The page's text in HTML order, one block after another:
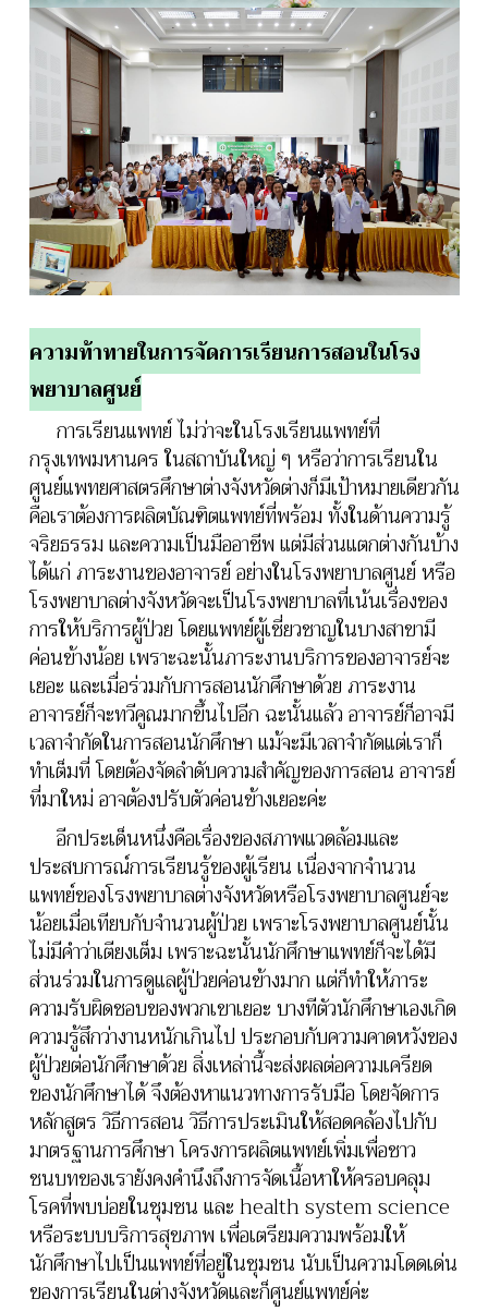
ความท้าทายในการจัดการเรียนการสอนในโรง
พยาบาลศูนย์
การเรียนแพทย์ ไม่ว่าจะในโรงเรียนแพทย์ที่
กรุงเทพมหานคร ในสถาบันใหญ่ ๆ หรือว่าการเรียนใน
ศูนย์แพทยศาสตรศึกษาต่างจังหวัดต่างก็มีเป้าหมายเดียวกัน
คือเราต้องการผลิตบัณฑิตแพทย์ที่พร้อม ทั้งในด้านความรู้
จริยธรรม และความเป็นมืออาชีพ แต่มีส่วนแตกต่างกันบ้าง
ได้แก่ ภาระงานของอาจารย์ อย่างในโรงพยาบาลศูนย์ หรือ
โรงพยาบาลต่างจังหวัดจะเป็นโรงพยาบาลที่เน้นเรื่องของ
การให้บริการผู้ป่วย โดยแพทย์ผู้เชี่ยวชาญในบางสาขามี
ค่อนข้างน้อย เพราะฉะนั้นภาระงานบริการของอาจารย์จะ
เยอะ และเมื่อร่วมกับการสอนนักศึกษาด้วย ภาระงาน
อาจารย์ก็จะทวีคูณมากขึ้นไปอีก ฉะนั้นแล้ว อาจารย์ก็อาจมี
เวลาจำกัดในการสอนนักศึกษา แม้จะมีเวลาจำกัดแต่เราก็
ทำเต็มที่ โดยต้องจัดลำดับความสำคัญของการสอน อาจารย์
ที่มาใหม่ อาจต้องปรับตัวค่อนข้างเยอะค่ะ
อีกประเด็นหนึ่งคือเรื่องของสภาพแวดล้อมและ
ประสบการณ์การเรียนรู้ของผู้เรียน เนื่องจากจำนวน
แพทย์ของโรงพยาบาลต่างจังหวัดหรือโรงพยาบาลศูนย์จะ
น้อยเมื่อเทียบกับจำนวนผู้ป่วย เพราะโรงพยาบาลศูนย์นั้น
ไม่มีคำว่าเตียงเต็ม เพราะฉะนั้นนักศึกษาแพทย์ก็จะได้มี
ส่วนร่วมในการดูแลผู้ป่วยค่อนข้างมาก แต่ก็ทำให้ภาระ
ความรับผิดชอบของพวกเขาเยอะ บางทีตัวนักศึกษาเองเกิด
ความรู้สึกว่างานหนักเกินไป ประกอบกับความคาดหวังของ
ผู้ป่วยต่อนักศึกษาด้วย สิ่งเหล่านี้จะส่งผลต่อความเครียด
ของนักศึกษาได้ จึงต้องหาแนวทางการรับมือ โดยจัดการ
หลักสูตร วิธีการสอน วิธีการประเมินให้สอดคล้องไปกับ
มาตรฐานการศึกษา โครงการผลิตแพทย์เพิ่มเพื่อชาว
ชนบทของเรายังคงคำนึงถึงการจัดเนื้อหาให้ครอบคลุม
โรคที่พบบ่อยในชุมชน และ health system science
หรือระบบบริการสุขภาพ เพื่อเตรียมความพร้อมให้
นักศึกษาไปเป็นแพทย์ที่อยู่ในชุมชน นับเป็นความโดดเด่น
ของการเรียนในต่างจังหวัดและก็ศูนย์แพทย์ค่ะ